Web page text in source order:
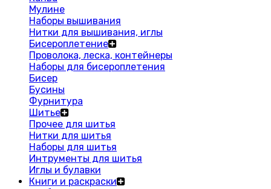
Мулине
Наборы вышивания
Нитки для вышивания, иглы
Бисероплетение
Проволока, леска, контейнеры
Наборы для бисероплетения
Бисер
Бусины
Фурнитура
Шитье
Прочее для шитья
Нитки для шитья
Наборы для шитья
Интрументы для шитья
Иглы и булавки
Книги и раскраски